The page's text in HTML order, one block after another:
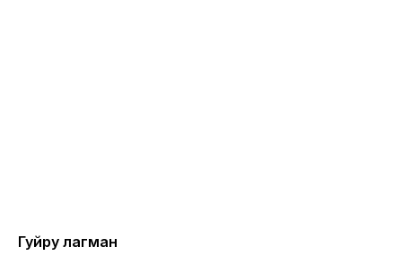
Гуйру лагман